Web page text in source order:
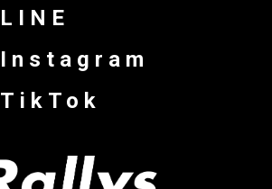
LINE
Instagram
TikTok